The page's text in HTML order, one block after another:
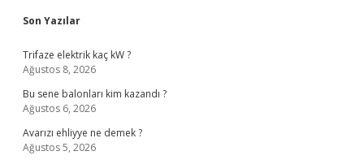
Sidebar
Son Yazılar
Trifaze elektrik kaç kW ?
Ağustos 8, 2026
Bu sene balonları kim kazandı ?
Ağustos 6, 2026
Avarızı ehliyye ne demek ?
Ağustos 5, 2026